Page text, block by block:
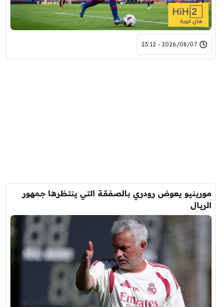
2026/08/07 - 23:12
مورينيو يعوض رودري بالصفقة التي ينتظرها جمهور
الريال